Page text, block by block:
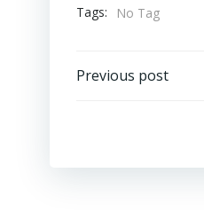
Tags:
No Tag
Post
Previous post